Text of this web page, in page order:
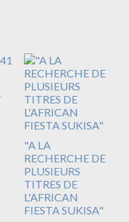
"A LA
RECHERCHE DE
PLUSIEURS
TITRES DE
L'AFRICAN
FIESTA SUKISA"